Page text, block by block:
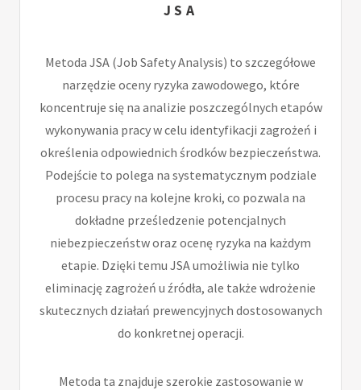
JSA
Metoda JSA (Job Safety Analysis) to szczegółowe
narzędzie oceny ryzyka zawodowego, które
koncentruje się na analizie poszczególnych etapów
wykonywania pracy w celu identyfikacji zagrożeń i
określenia odpowiednich środków bezpieczeństwa.
Podejście to polega na systematycznym podziale
procesu pracy na kolejne kroki, co pozwala na
dokładne prześledzenie potencjalnych
niebezpieczeństw oraz ocenę ryzyka na każdym
etapie. Dzięki temu JSA umożliwia nie tylko
eliminację zagrożeń u źródła, ale także wdrożenie
skutecznych działań prewencyjnych dostosowanych
do konkretnej operacji.
Metoda ta znajduje szerokie zastosowanie w